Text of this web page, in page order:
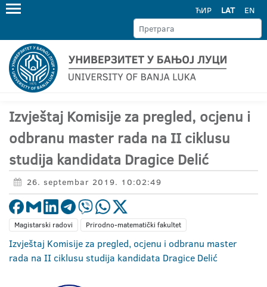
ЋИР LAT EN
Izvještaj Komisije za pregled, ocjenu i
odbranu master rada na II ciklusu
studija kandidata Dragice Delić
26. septembar 2019. 10:02:49
Magistarski radovi Prirodno-matematički fakultet
Izvještaj Komisije za pregled, ocjenu i odbranu master
rada na II ciklusu studija kandidata Dragice Delić